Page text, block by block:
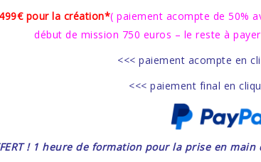
pour la création*( paiement acompte de 50%
début de mission 750 euros – le reste à
<<< paiement acompte en
<<< paiement final en
! 1 heure de formation pour la prise en